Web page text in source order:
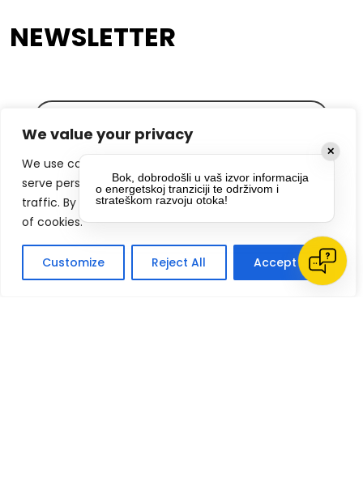
We value your privacy
We use cookies to enhance your browsing experience,
serve personalized ads or content, and analyze our
traffic. By clicking "Accept All", you consent to our use
of cookies.
Customize Reject All Accept All
NEWSLETTER
Pročitao(la) sa vašim Pravila Privatnosti
i slažem s njima
*
Šaljemo samo relevantne informacije,
bez spama
*
✕
Bok, dobrodošli u vaš izvor informacija
o energetskoj tranziciji te održivom i
strateškom razvoju otoka!